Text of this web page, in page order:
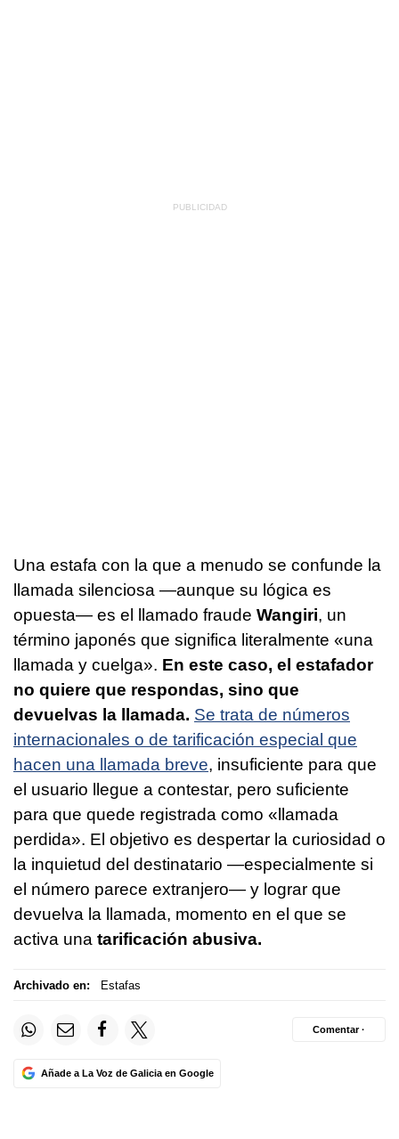
Una estafa con la que a menudo se confunde la
llamada silenciosa —aunque su lógica es
opuesta— es el llamado fraude Wangiri, un
término japonés que significa literalmente «una
llamada y cuelga». En este caso, el estafador
no quiere que respondas, sino que
devuelvas la llamada. Se trata de números
internacionales o de tarificación especial que
hacen una llamada breve, insuficiente para que
el usuario llegue a contestar, pero suficiente
para que quede registrada como «llamada
perdida». El objetivo es despertar la curiosidad o
la inquietud del destinatario —especialmente si
el número parece extranjero— y lograr que
devuelva la llamada, momento en el que se
activa una tarificación abusiva.
Archivado en: Estafas
Añade a La Voz de Galicia en Google
Comentar ·